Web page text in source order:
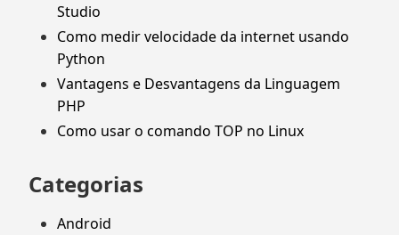
Studio
Como medir velocidade da internet usando
Python
Vantagens e Desvantagens da Linguagem
PHP
Como usar o comando TOP no Linux
Categorias
Android